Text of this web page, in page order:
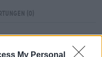
My Personal
(0)
Schleicher ist nach den